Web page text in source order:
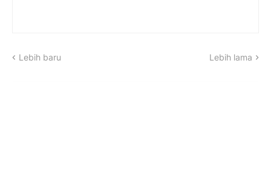
Lebih baru Lebih lama